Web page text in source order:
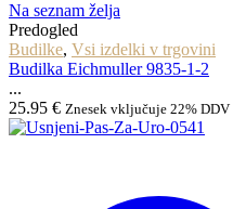
Na seznam želja
Predogled
Budilke, Vsi izdelki v trgovini
Budilka Eichmuller 9835-1-2
...
25.95 € Znesek vključuje 22% DDV